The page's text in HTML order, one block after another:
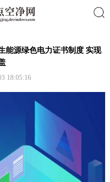
能源绿色电力证书制度 实现
18:05:16